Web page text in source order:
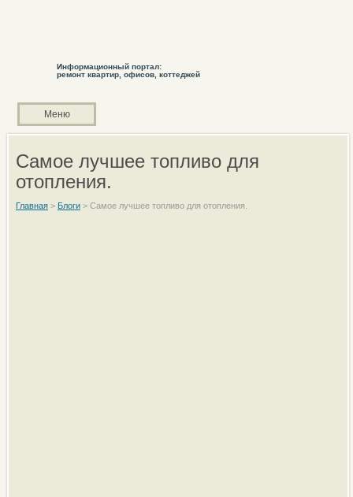
Информационный портал:
ремонт квартир, офисов, коттеджей
Меню
Самое лучшее топливо для
отопления.
Главная> Блоги> Самое лучшее топливо для отопления.